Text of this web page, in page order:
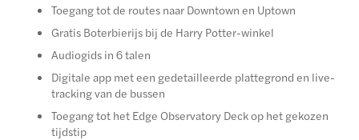
Toegang tot de routes naar Downtown en Uptown
Gratis Boterbierijs bij de Harry Potter-winkel
Audiogids in 6 talen
Digitale app met een gedetailleerde plattegrond en live-
tracking van de bussen
Toegang tot het Edge Observatory Deck op het gekozen
tijdstip